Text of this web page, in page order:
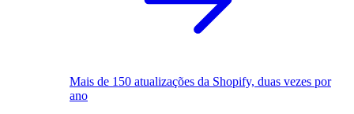
Mais de 150 atualizações da Shopify, duas vezes por
ano